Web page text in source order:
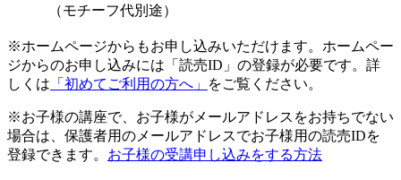
（モチーフ代別途）
※ホームページからもお申し込みいただけます。ホームペー
ジからのお申し込みには「読売ID」の登録が必要です。詳
しくは 「初めてご利用の方へ」 をご覧ください。
※お子様の講座で、お子様がメールアドレスをお持ちでない
場合は、保護者用のメールアドレスでお子様用の読売IDを
登録できます。 お子様の受講申し込みをする方法